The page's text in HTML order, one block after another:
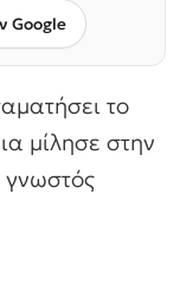
Google
το
μίλησε στην